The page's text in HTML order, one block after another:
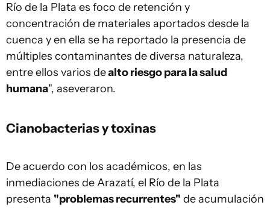
Río de la Plata es foco de retención y
concentración de materiales aportados desde la
cuenca y en ella se ha reportado la presencia de
múltiples contaminantes de diversa naturaleza,
entre ellos varios dealto riesgo para la salud
humana", aseveraron.
Cianobacterias y toxinas
De acuerdo con los académicos, en las
inmediaciones de Arazatí, el Río de la Plata
presenta "problemas recurrentes" de acumulación